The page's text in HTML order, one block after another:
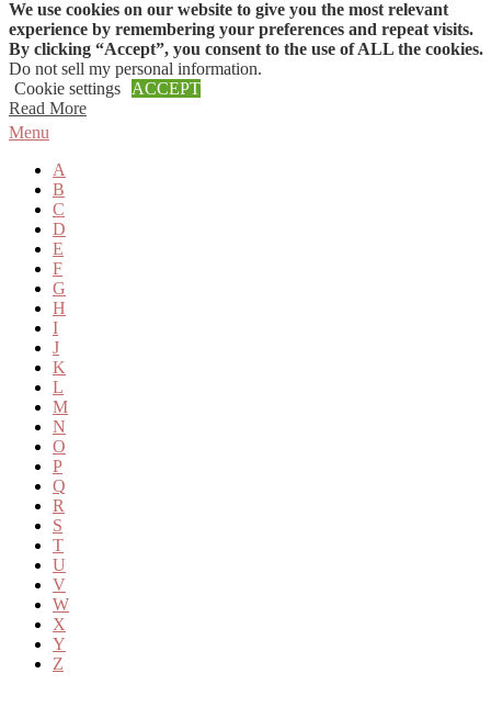
Skip to content
Menu
A
B
C
D
E
F
G
H
I
J
K
L
M
N
O
P
Q
R
S
T
U
V
W
X
Y
Z
We use cookies on our website to give you the most relevant
experience by remembering your preferences and repeat visits.
By clicking “Accept”, you consent to the use of ALL the cookies.
Do not sell my personal information.
Cookie settings
ACCEPT
Read More